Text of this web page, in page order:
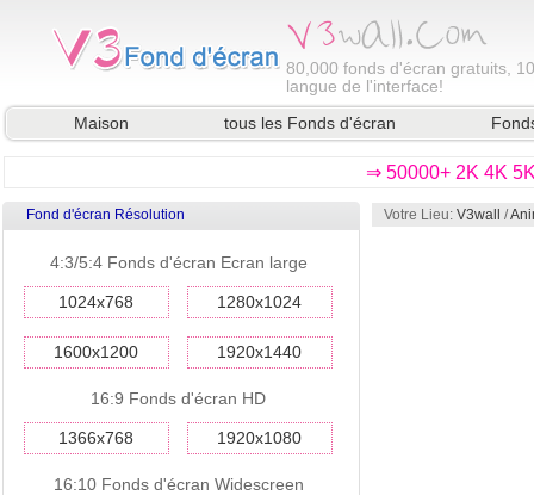
80,000 fonds d'écran gratuits,
langue de l'interface!
Maison
tous les Fonds d'écran
⇒ 50000+ 2K 4K
Fond d'écran Résolution
4:3/5:4 Fonds d'écran Ecran large
1024x768 1280x1024
1600x1200 1920x1440
16:9 Fonds d'écran HD
1366x768 1920x1080
16:10 Fonds d'écran Widescreen
Votre Lieu: V3wall /